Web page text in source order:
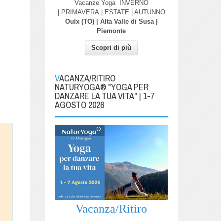
Vacanze Yoga
INVERNO
| PRIMAVERA | ESTATE | AUTUNNO
Oulx (TO) | Alta Valle di Susa |
Piemonte
Scopri di più
VACANZA/RITIRO
NATURYOGA® "YOGA PER
DANZARE LA TUA VITA" | 1-7
AGOSTO 2026
Vacanza/Ritiro